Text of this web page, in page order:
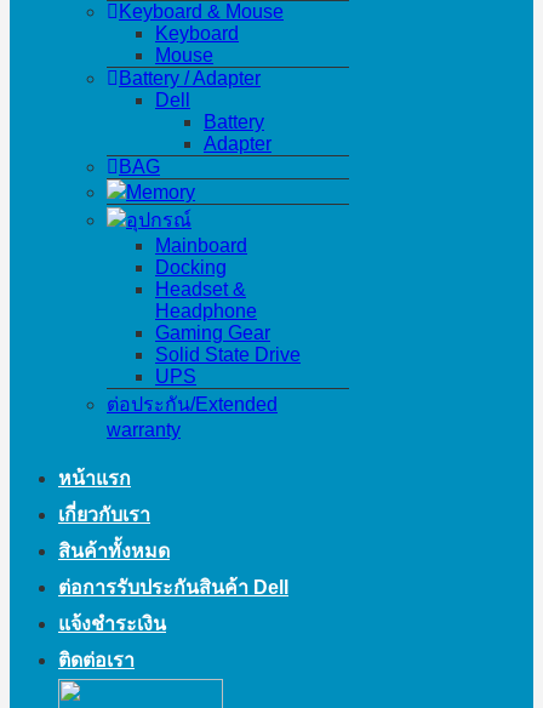
Keyboard & Mouse
Keyboard
Mouse
Battery / Adapter
Dell
Battery
Adapter
BAG
Memory
อุปกรณ์
Mainboard
Docking
Headset &
Headphone
Gaming Gear
Solid State Drive
UPS
ต่อประกัน/Extended
warranty
หน้าแรก
เกี่ยวกับเรา
สินค้าทั้งหมด
ต่อการรับประกันสินค้า Dell
แจ้งชำระเงิน
ติดต่อเรา